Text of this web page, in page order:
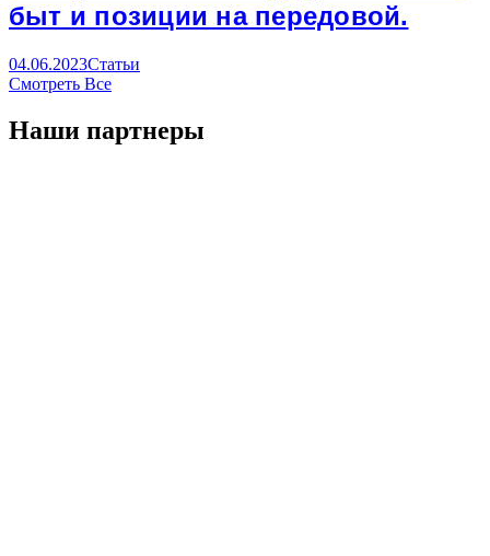
быт и позиции на передовой.
04.06.2023Статьи
Смотреть Все
Наши партнеры